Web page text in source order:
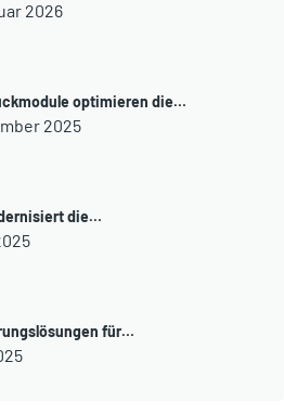
2026
optimieren die…
2025
die…
für…